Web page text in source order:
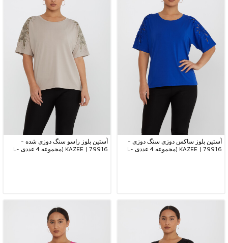
آستین بلوز ساکس دوزی سنگ دوزی -
79916 | KAZEE (مجموعه 4 عددی L-
آستین بلوز راسو سنگ دوزی شده -
79916 | KAZEE (مجموعه 4 عددی L-